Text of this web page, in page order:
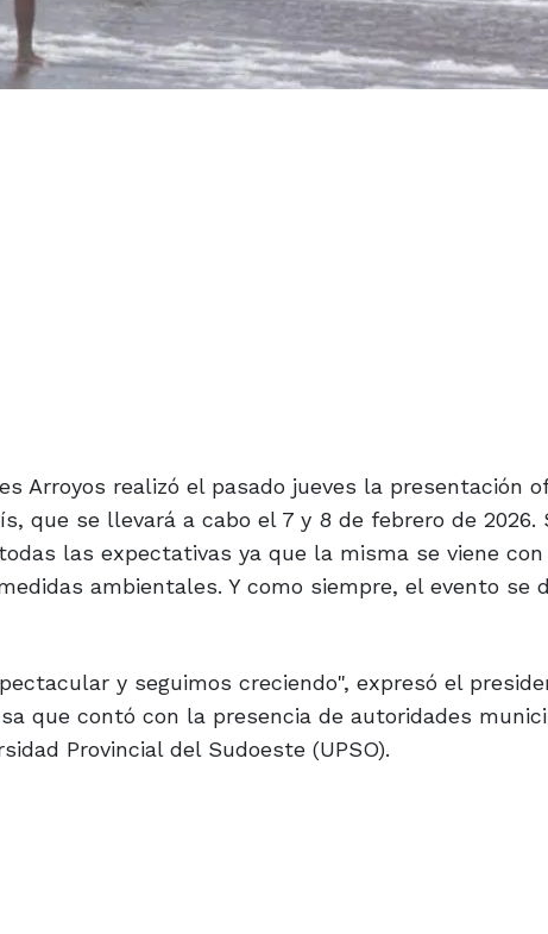
Arroyos realizó el pasado jueves la presentación
que se llevará a cabo el 7 y 8 de febrero de 2026.
las expectativas ya que la misma se viene
ambientales. Y como siempre, el evento se
y seguimos creciendo", expresó el
que contó con la presencia de autoridades
Provincial del Sudoeste (UPSO).